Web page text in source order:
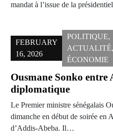
mandat à l’issue de la
FEBRUARY
16, 2026
POLITIQUE,
ACTUALITÉ,
ÉCONOMIE
Ousmane Sonko
diplomatique
Le Premier ministre sénégalais
dimanche en début de soirée en
d’Addis-Abeba. Il…